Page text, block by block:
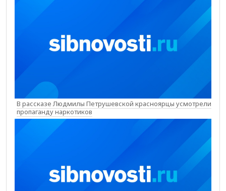
В рассказе Людмилы Петрушевской красноярцы усмотрели
пропаганду наркотиков